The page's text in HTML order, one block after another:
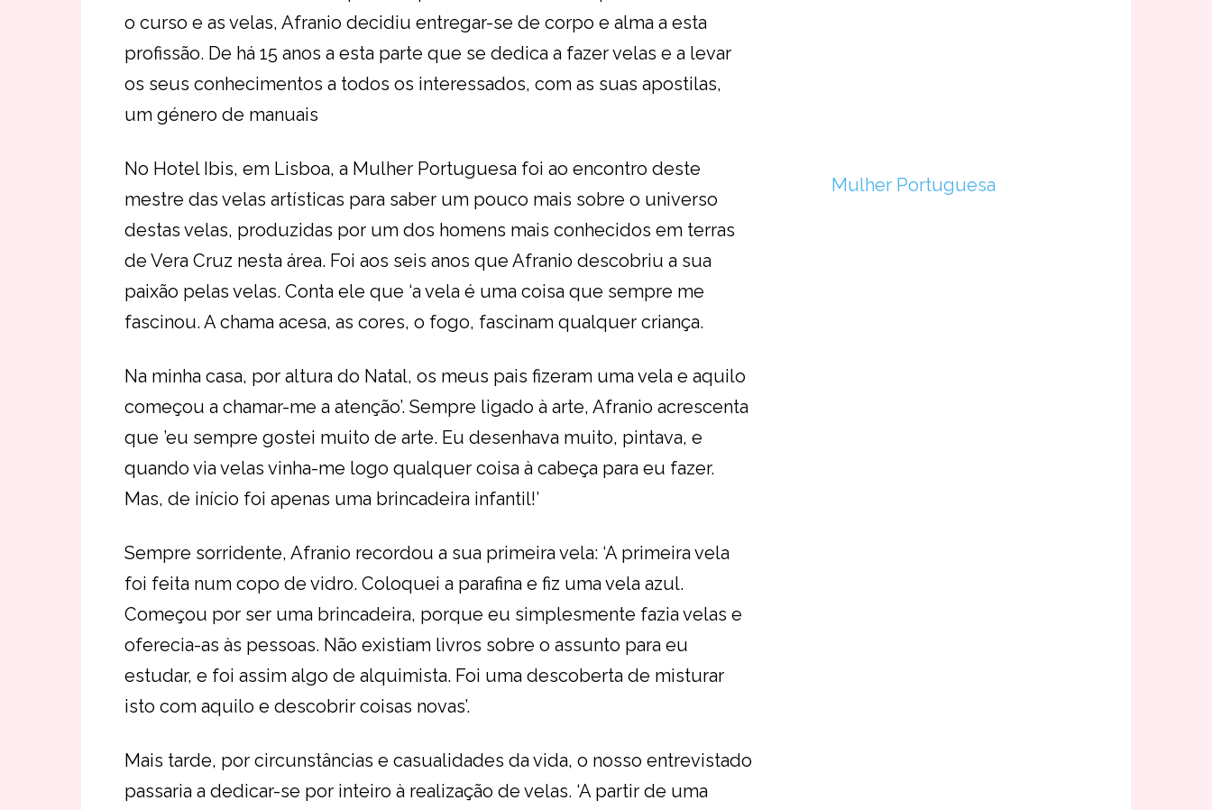
o curso e as velas, Afranio decidiu entregar-se de corpo e alma a esta
profissão. De há 15 anos a esta parte que se dedica a fazer velas e a levar
os seus conhecimentos a todos os interessados, com as suas apostilas,
um género de manuais
No Hotel Ibis, em Lisboa, a Mulher Portuguesa foi ao encontro deste
mestre das velas artísticas para saber um pouco mais sobre o universo
destas velas, produzidas por um dos homens mais conhecidos em terras
de Vera Cruz nesta área. Foi aos seis anos que Afranio descobriu a sua
paixão pelas velas. Conta ele que ‘a vela é uma coisa que sempre me
fascinou. A chama acesa, as cores, o fogo, fascinam qualquer criança.
Na minha casa, por altura do Natal, os meus pais fizeram uma vela e aquilo
começou a chamar-me a atenção’. Sempre ligado à arte, Afranio acrescenta
que ’eu sempre gostei muito de arte. Eu desenhava muito, pintava, e
quando via velas vinha-me logo qualquer coisa à cabeça para eu fazer.
Mas, de início foi apenas uma brincadeira infantil!’
Sempre sorridente, Afranio recordou a sua primeira vela: ‘A primeira vela
foi feita num copo de vidro. Coloquei a parafina e fiz uma vela azul.
Começou por ser uma brincadeira, porque eu simplesmente fazia velas e
oferecia-as às pessoas. Não existiam livros sobre o assunto para eu
estudar, e foi assim algo de alquimista. Foi uma descoberta de misturar
isto com aquilo e descobrir coisas novas’.
Mais tarde, por circunstâncias e casualidades da vida, o nosso entrevistado
passaria a dedicar-se por inteiro à realização de velas. ‘A partir de uma
Mulher Portuguesa